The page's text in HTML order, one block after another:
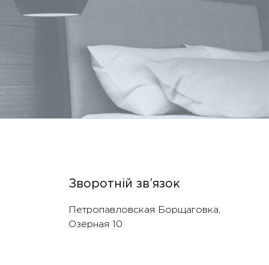
Зворотній зв’язок
Петропавловская Борщаговка,
Озëрная 10